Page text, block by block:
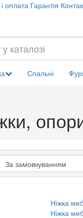
оплата Гарантія
Спальні